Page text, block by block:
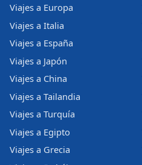
Viajes a Europa
Viajes a Italia
Viajes a España
Viajes a Japón
Viajes a China
Viajes a Tailandia
Viajes a Turquía
Viajes a Egipto
Viajes a Grecia